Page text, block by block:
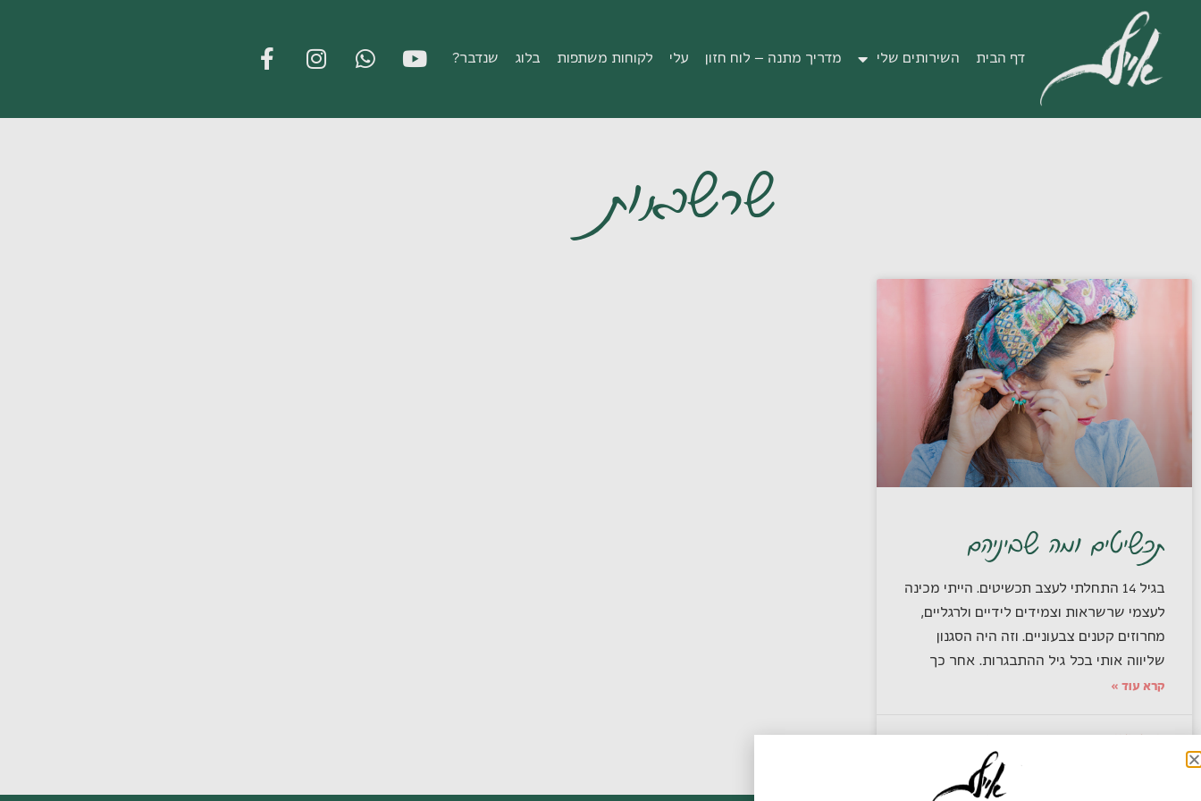
דף הבית השירותים שלי מדריך מתנה – לוח חזון עלי לקוחות משתפות בלוג שנדבר?
שרשראות
תכשיטים ומה שביניהם
בגיל 14 התחלתי לעצב תכשיטים. הייתי מכינה
לעצמי שרשראות וצמידים לידיים ולרגליים,
מחרוזים קטנים צבעוניים. וזה היה הסגנון
שליווה אותי בכל גיל ההתבגרות. אחר כך
קרא עוד »
11/12/2019